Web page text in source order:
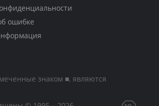
ошибке
знаком ■, являются